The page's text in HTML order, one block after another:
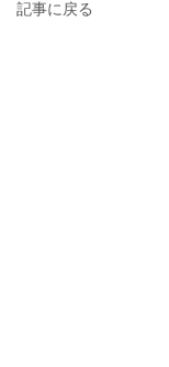
記事に戻る